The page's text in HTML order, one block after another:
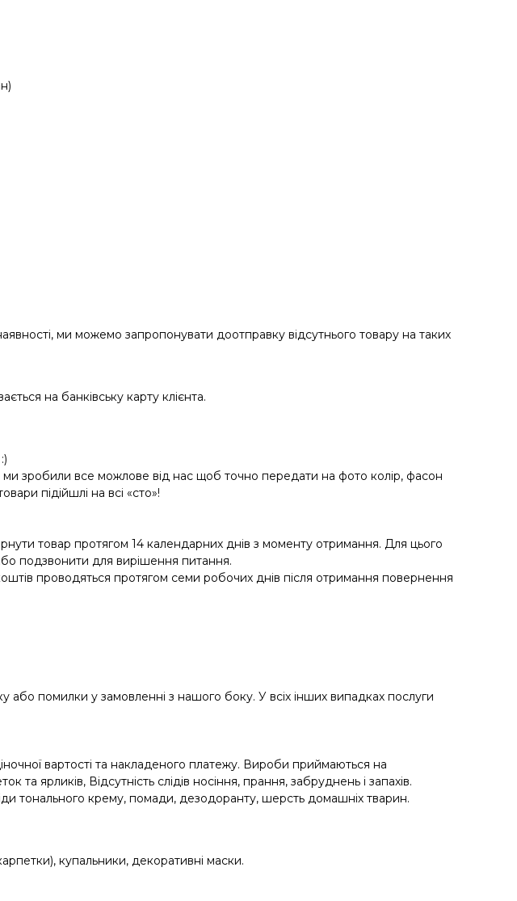
ми можемо запропонувати доотправку відсутнього товару на таких
на банківську карту клієнта.
зробили все можлове від нас щоб точно передати на фото колір, фасон
підійшлі на всі «сто»!
товар протягом 14 календарних днів з моменту отримання. Для цього
подзвонити для вирішення питання.
проводяться протягом семи робочих днів після отримання повернення
помилки у замовленні з нашого боку. У всіх інших випадках послуги
вартості та накладеного платежу. Вироби приймаються на
ярликів, Відсутність слідів носіння, прання, забруднень і запахів.
тонального крему, помади, дезодоранту, шерсть домашніх тварин.
купальники, декоративні маски.